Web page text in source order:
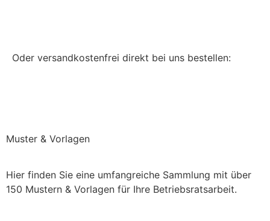
Oder versandkostenfrei direkt bei uns bestellen:
Muster & Vorlagen
Hier finden Sie eine umfangreiche Sammlung mit über
150 Mustern & Vorlagen für Ihre Betriebsratsarbeit.